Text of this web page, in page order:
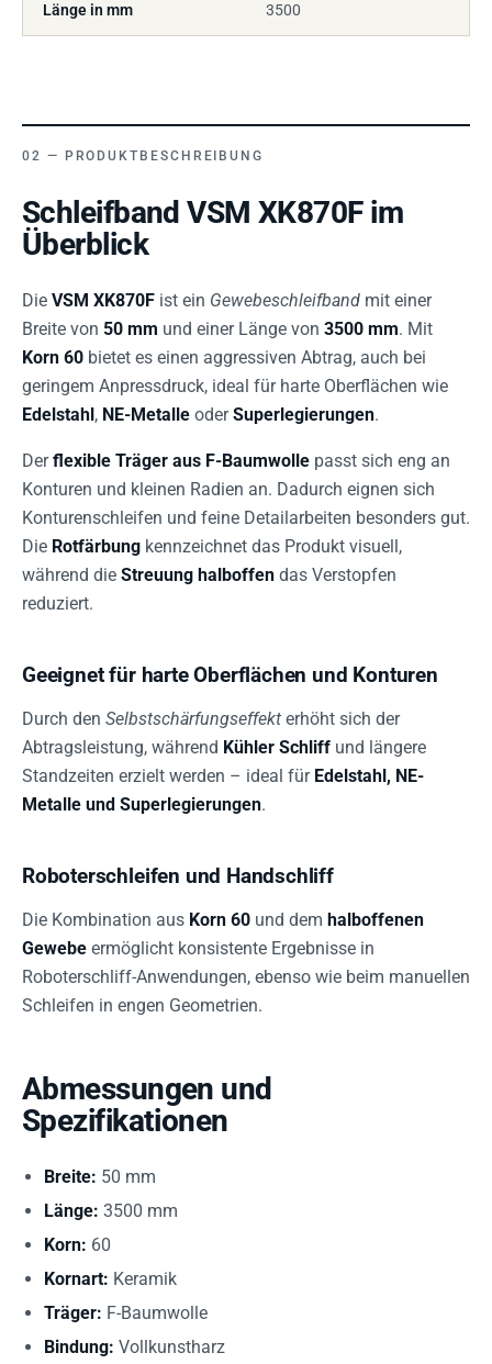
Länge in mm 3500
PRODUKTBESCHREIBUNG
Schleifband VSM XK870F im
Überblick
Die VSM XK870F ist ein Gewebeschleifband mit einer
Breite von 50 mm und einer Länge von 3500 mm. Mit
Korn 60 bietet es einen aggressiven Abtrag, auch bei
geringem Anpressdruck, ideal für harte Oberflächen wie
Edelstahl, NE-Metalle oderSuperlegierungen.
Derflexible Träger aus F-Baumwolle passt sich eng an
Konturen und kleinen Radien an. Dadurch eignen sich
Konturenschleifen und feine Detailarbeiten besonders gut.
Die Rotfärbung kennzeichnet das Produkt visuell,
während die Streuung halboffen das Verstopfen
reduziert.
Geeignet für harte Oberflächen und Konturen
Durch den Selbstschärfungseffekt erhöht sich der
Abtragsleistung, während Kühler Schliff und längere
Standzeiten erzielt werden – ideal für Edelstahl, NE-
Metalle und Superlegierungen.
Roboterschleifen und Handschliff
Die Kombination aus Korn 60 und dem halboffenen
Gewebe ermöglicht konsistente Ergebnisse in
Roboterschliff-Anwendungen, ebenso wie beim manuellen
Schleifen in engen Geometrien.
Abmessungen und
Spezifikationen
Breite: 50 mm
Länge: 3500 mm
Korn: 60
Kornart: Keramik
Träger: F-Baumwolle
Bindung: Vollkunstharz